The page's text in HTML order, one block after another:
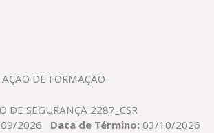
DE FORMAÇÃO​
DE SEGURANÇA 2287_CSR
2026 Data de Término: 03/10/2026